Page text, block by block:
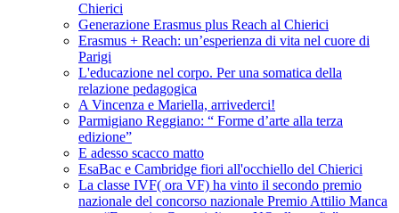
Chierici
Generazione Erasmus plus Reach al Chierici
Erasmus + Reach: un’esperienza di vita nel cuore di
Parigi
L'educazione nel corpo. Per una somatica della
relazione pedagogica
A Vincenza e Mariella, arrivederci!
Parmigiano Reggiano: “ Forme d’arte alla terza
edizione”
E adesso scacco matto
EsaBac e Cambridge fiori all'occhiello del Chierici
La classe IVF( ora VF) ha vinto il secondo premio
nazionale del concorso nazionale Premio Attilio Manca